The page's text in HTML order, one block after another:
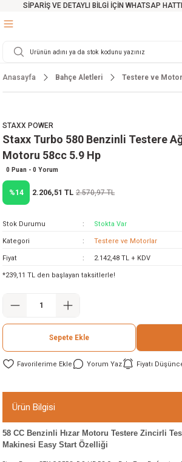
SİPARİŞ VE DETAYLI BİLGİ İÇİN WHATSAP
Testereler
Makinesi
Testereler
Cihazları
Mikser
ve Arabalar
Malzemeleri
Anasayfa Bahçe Aletleri Testere ve
STAXX POWER
Staxx Turbo 580 Benzinli Testere
Motoru 58cc 5.9 Hp
0 Puan - 0 Yorum
%14 2.206,51 TL 2.570,97 TL
Stok Durumu Stokta Var
Kategori Testere ve Motorlar
Fiyat 2.142,48 TL + KDV
*239,11 TL den başlayan taksitlerle!
Sepete Ekle
Yorum Yaz Fiyatı
Ürün Bilgisi
58 CC Benzinli Hızar Motoru Testere Zincirli
Makinesi Easy Start Özelliği